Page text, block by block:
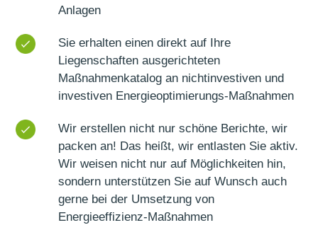
Anlagen
Sie erhalten einen direkt auf Ihre
Liegenschaften ausgerichteten
Maßnahmenkatalog an nichtinvestiven und
investiven Energieoptimierungs-Maßnahmen
Wir erstellen nicht nur schöne Berichte, wir
packen an! Das heißt, wir entlasten Sie aktiv.
Wir weisen nicht nur auf Möglichkeiten hin,
sondern unterstützen Sie auf Wunsch auch
gerne bei der Umsetzung von
Energieeffizienz-Maßnahmen